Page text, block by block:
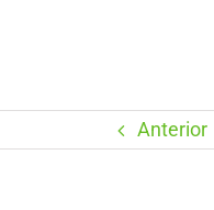
Anterior